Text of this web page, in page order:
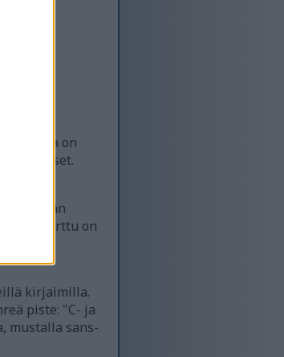
Kuva on
syvän
Terttu on
kirjaimilla.
piste: "C- ja
mustalla sans-